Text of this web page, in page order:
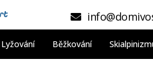
Lyžování Běžkování